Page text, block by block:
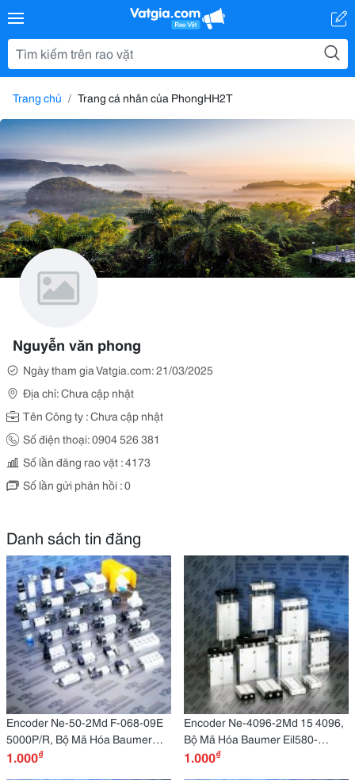
Trang chủ Trang cá nhân của PhongHH2T
Nguyễn văn phong
Ngày tham gia Vatgia.com: 21/03/2025
Địa chỉ: Chưa cập nhật
Tên Công ty : Chưa cập nhật
Số điện thoại: 0904 526 381
Số lần đăng rao vặt : 4173
Số lần gửi phản hồi : 0
Danh sách tin đăng
Encoder Ne-50-2Md F-068-09E
5000P/R, Bộ Mã Hóa Baumer
Eil580-Sc10.5Rn.01024.A, Elco
1.000₫
Encoder Ne-4096-2Md 15 4096,
Bộ Mã Hóa Baumer Eil580-
Sc10.5Fn.01024.A, Elco
1.000₫